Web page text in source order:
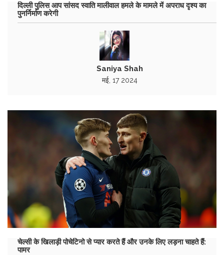
दिल्ली पुलिस आप सांसद स्वाति मालीवाल हमले के मामले में अपराध दृश्य का
पुनर्निर्माण करेगी
Saniya Shah
मई, 17 2024
चेल्सी के खिलाड़ी पोचेटिनो से प्यार करते हैं और उनके लिए लड़ना चाहते हैं:
पामर